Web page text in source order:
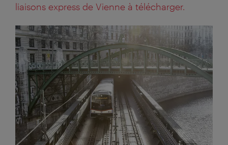
liaisons express de Vienne à télécharger.